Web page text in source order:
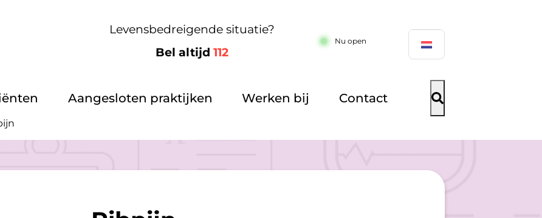
Levensbedreigende situatie?
Bel altijd 112
Nu open
Aangesloten praktijken Werken bij Contact